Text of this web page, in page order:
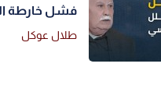
فشل خارطة
طلال عوكل